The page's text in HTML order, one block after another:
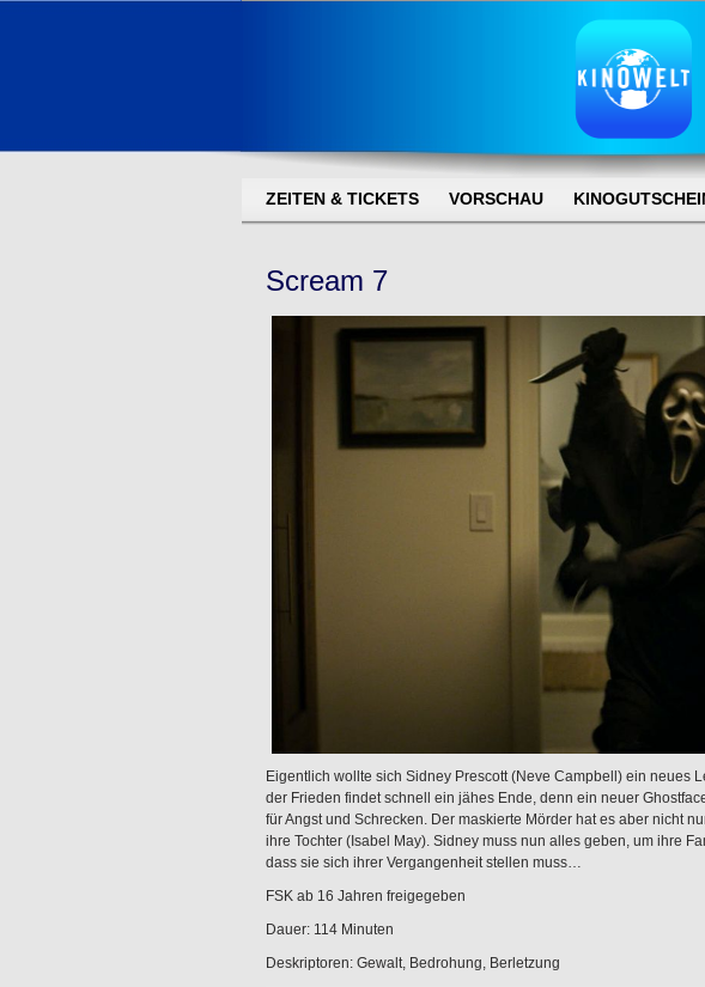
ZEITEN & TICKETS VORSCHAU
Scream 7
Eigentlich wollte sich Sidney Prescott (Neve Campbell) ein neues
der Frieden findet schnell ein jähes Ende, denn ein neuer
für Angst und Schrecken. Der maskierte Mörder hat es aber nicht
ihre Tochter (Isabel May). Sidney muss nun alles geben, um ihre
dass sie sich ihrer Vergangenheit stellen muss…
FSK ab 16 Jahren freigegeben
Dauer: 114 Minuten
Deskriptoren: Gewalt, Bedrohung, Berletzung